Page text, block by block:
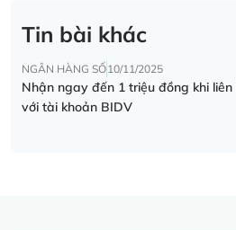
Tin bài khác
NGÂN HÀNG SỐ10/11/2025
Nhận ngay đến 1 triệu đồng khi
với tài khoản BIDV